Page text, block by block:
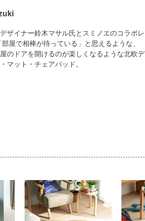
ザイナー鈴木マサル氏とスミノエのコラボレ
屋で相棒が待っている」と思えるような、
のドアを開けるのが楽しくなるような北欧デ
マット・チェアパッド。